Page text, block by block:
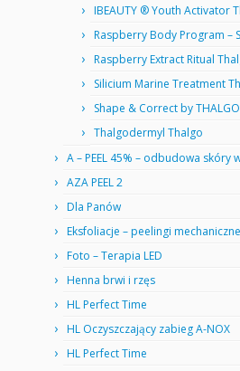
IBEAUTY ® Youth Activator
Raspberry Body Program –
Raspberry Extract Ritual
Silicium Marine Treatment
Shape & Correct by THALGO
Thalgodermyl Thalgo
A – PEEL 45% – odbudowa skóry
AZA PEEL 2
Dla Panów
Eksfoliacje – peelingi mechaniczne
Foto – Terapia LED
Henna brwi i rzęs
HL Perfect Time
HL Oczyszczający zabieg A-NOX
HL Perfect Time